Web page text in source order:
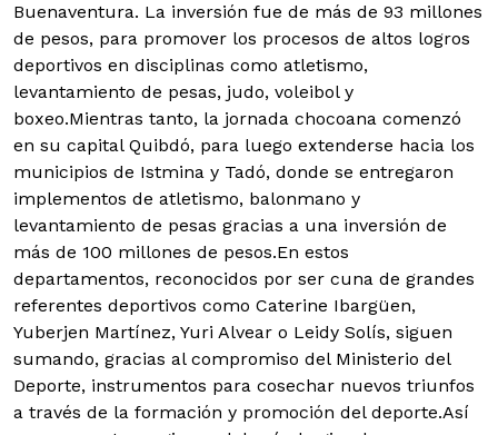
Buenaventura. La inversión fue de más de 93 millones
de pesos, para promover los procesos de altos logros
deportivos en disciplinas como atletismo,
levantamiento de pesas, judo, voleibol y
boxeo.Mientras tanto, la jornada chocoana comenzó
en su capital Quibdó, para luego extenderse hacia los
municipios de Istmina y Tadó, donde se entregaron
implementos de atletismo, balonmano y
levantamiento de pesas gracias a una inversión de
más de 100 millones de pesos.En estos
departamentos, reconocidos por ser cuna de grandes
referentes deportivos como Caterine Ibargüen,
Yuberjen Martínez, Yuri Alvear o Leidy Solís, siguen
sumando, gracias al compromiso del Ministerio del
Deporte, instrumentos para cosechar nuevos triunfos
a través de la formación y promoción del deporte.Así